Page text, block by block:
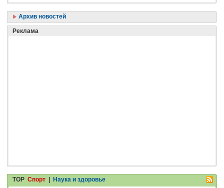
Архив новостей
Реклама
TOP Спорт
Наука и здоровье